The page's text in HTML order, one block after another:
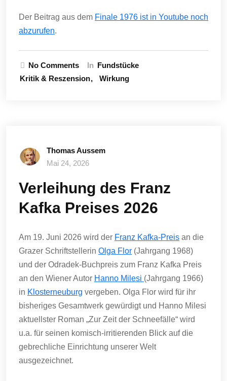
Der Beitrag aus dem Finale 1976 ist in Youtube noch
abzurufen.
No Comments In Fundstücke
Kritik & Reszension
Wirkung
Thomas Aussem
Mai 24, 2026
Verleihung des Franz
Kafka Preises 2026
Am 19. Juni 2026 wird der Franz Kafka-Preis an die
Grazer Schriftstellerin Olga Flor (Jahrgang 1968)
und der Odradek-Buchpreis zum Franz Kafka Preis
an den Wiener Autor Hanno Milesi (Jahrgang 1966)
in Klosterneuburg vergeben. Olga Flor wird für ihr
bisheriges Gesamtwerk gewürdigt und Hanno Milesi
aktuellster Roman „Zur Zeit der Schneefälle“ wird
u.a. für seinen komisch-irritierenden Blick auf die
gebrechliche Einrichtung unserer Welt
ausgezeichnet.